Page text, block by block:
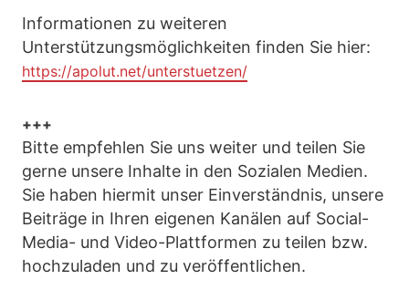
Informationen zu weiteren
Unterstützungsmöglichkeiten finden Sie hier:
https://apolut.net/unterstuetzen/
+++
Bitte empfehlen Sie uns weiter und teilen Sie
gerne unsere Inhalte in den Sozialen Medien.
Sie haben hiermit unser Einverständnis, unsere
Beiträge in Ihren eigenen Kanälen auf Social-
Media- und Video-Plattformen zu teilen bzw.
hochzuladen und zu veröffentlichen.